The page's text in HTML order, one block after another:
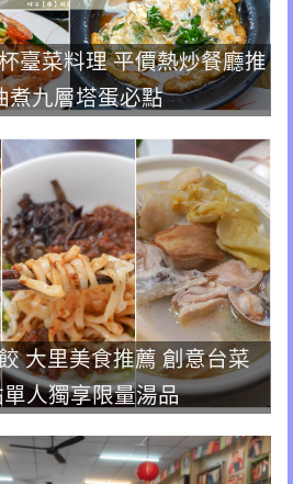
臺菜料理 平價熱炒餐廳推
煮九層塔蛋必點
大里美食推薦 創意台菜
人獨享限量湯品